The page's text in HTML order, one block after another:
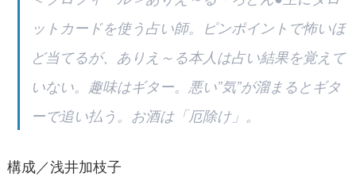
ットカードを使う占い師。ピンポイントで怖いほ
ど当てるが、ありえ～る本人は占い結果を覚えて
いない。趣味はギター。悪い”気”が溜まるとギタ
ーで追い払う。お酒は「厄除け」。
構成／浅井加枝子